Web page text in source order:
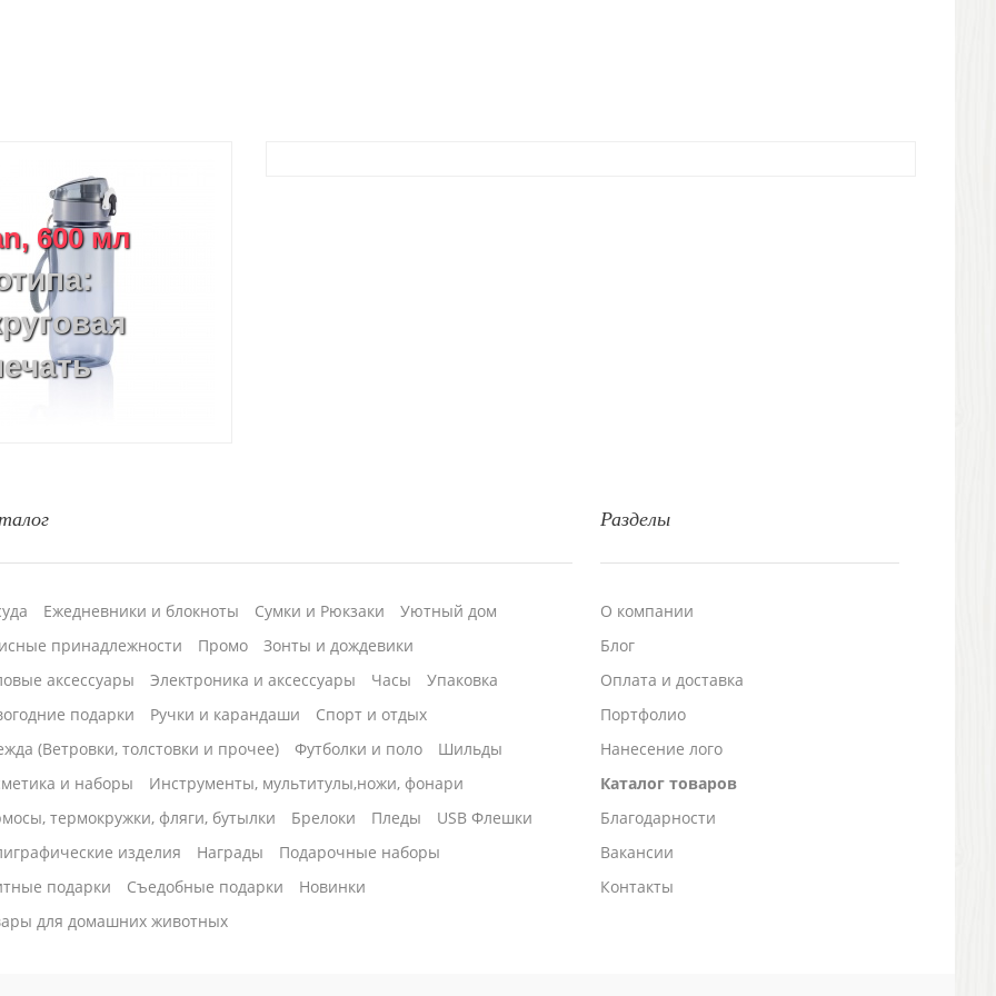
600 мл
Разделы
О компании
Блог
Оплата и доставка
Портфолио
Нанесение лого
Каталог товаров
Благодарности
Вакансии
Контакты
Ежедневники и блокноты Сумки и Рюкзаки
Уютный дом
принадлежности
Промо
Зонты и дождевики
аксессуары
Электроника и аксессуары Часы
Упаковка
подарки
Ручки и карандаши
Спорт и отдых
(Ветровки, толстовки и прочее)
Футболки и поло
Шильды
и наборы
Инструменты, мультитулы,ножи, фонари
термокружки, фляги, бутылки
Брелоки Пледы
USB Флешки
изделия
Награды
Подарочные наборы
подарки
Cъедобные подарки
Новинки
для домашних животных